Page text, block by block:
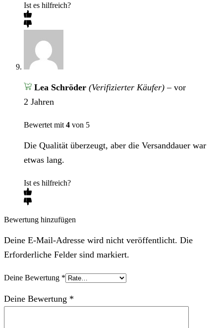
Ist es hilfreich?
Lea Schröder (Verifizierter Käufer) – vor
2 Jahren
Bewertet mit 4 von 5
Die Qualität überzeugt, aber die Versanddauer war
etwas lang.
Ist es hilfreich?
Bewertung hinzufügen
Deine E-Mail-Adresse wird nicht veröffentlicht. Die
Erforderliche Felder sind markiert.
Deine Bewertung *
Deine Bewertung *